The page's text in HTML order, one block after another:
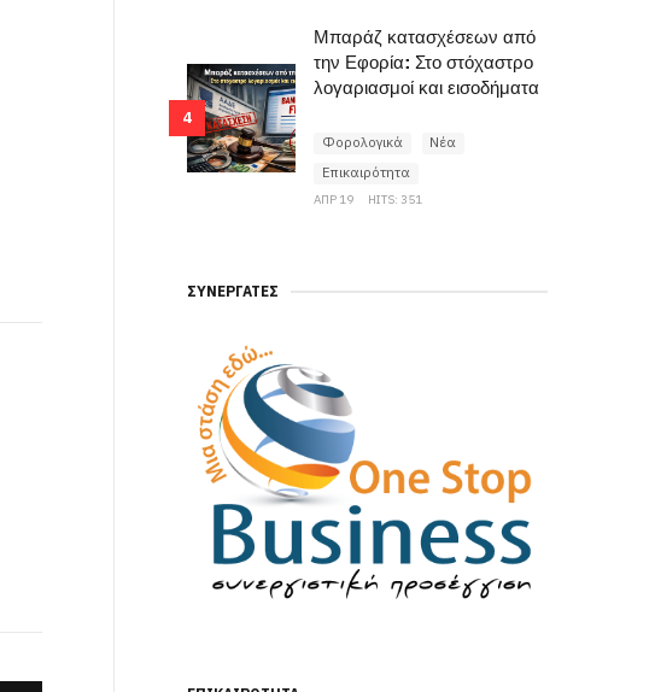
4
Μπαράζ κατασχέσεων από
την Εφορία: Στο στόχαστρο
λογαριασμοί και εισοδήματα
ΑΠΡ 19 HITS: 351
Φορολογικά
Νέα
Επικαιρότητα
ΣΥΝΕΡΓΆΤΕΣ